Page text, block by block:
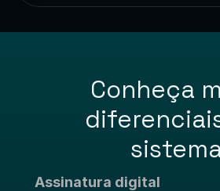
Conheça
Assinatura digital